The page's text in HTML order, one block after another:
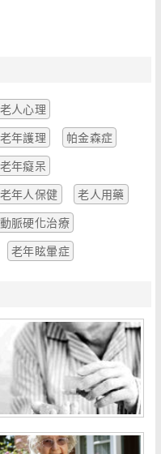
老人心理
老年護理
帕金森症
年癡呆
老年人保健
老人用藥
脈硬化治療
老年眩暈症